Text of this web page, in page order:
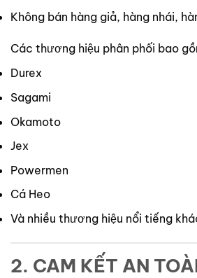
Không bán hàng giả, hàng nhái,
Các thương hiệu phân phối bao
Durex
Sagami
Okamoto
Jex
Powermen
Cá Heo
Và nhiều thương hiệu nổi tiếng
2. CAM KẾT AN